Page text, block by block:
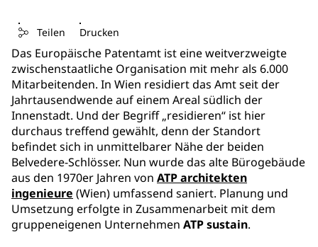
Teilen Drucken
Das Europäische Patentamt ist eine weitverzweigte
zwischenstaatliche Organisation mit mehr als 6.000
Mitarbeitenden. In Wien residiert das Amt seit der
Jahrtausendwende auf einem Areal südlich der
Innenstadt. Und der Begriff „residieren“ ist hier
durchaus treffend gewählt, denn der Standort
befindet sich in unmittelbarer Nähe der beiden
Belvedere-Schlösser. Nun wurde das alte Bürogebäude
aus den 1970er Jahren von ATP architekten
ingenieure (Wien) umfassend saniert. Planung und
Umsetzung erfolgte in Zusammenarbeit mit dem
gruppeneigenen Unternehmen ATP sustain.